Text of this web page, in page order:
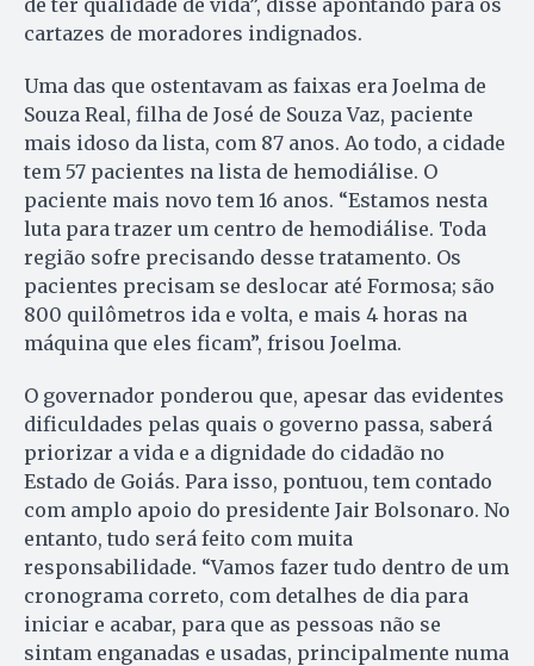
cartazes de moradores indignados.
Uma das que ostentavam as faixas era Joelma de
Souza Real, filha de José de Souza Vaz, paciente
mais idoso da lista, com 87 anos. Ao todo, a cidade
tem 57 pacientes na lista de hemodiálise. O
paciente mais novo tem 16 anos. “Estamos nesta
luta para trazer um centro de hemodiálise. Toda
região sofre precisando desse tratamento. Os
pacientes precisam se deslocar até Formosa; são
800 quilômetros ida e volta, e mais 4 horas na
máquina que eles ficam”, frisou Joelma.
O governador ponderou que, apesar das evidentes
dificuldades pelas quais o governo passa, saberá
priorizar a vida e a dignidade do cidadão no
Estado de Goiás. Para isso, pontuou, tem contado
com amplo apoio do presidente Jair Bolsonaro. No
entanto, tudo será feito com muita
responsabilidade. “Vamos fazer tudo dentro de um
cronograma correto, com detalhes de dia para
iniciar e acabar, para que as pessoas não se
sintam enganadas e usadas, principalmente numa